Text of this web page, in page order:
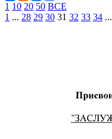
1 10 20 50 ВСЕ
1 ... 28 29 30 31 32 33 34 ...